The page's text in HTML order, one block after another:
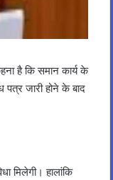
है कि समान कार्य के
जारी होने के बाद
मिलेगी। हालांकि